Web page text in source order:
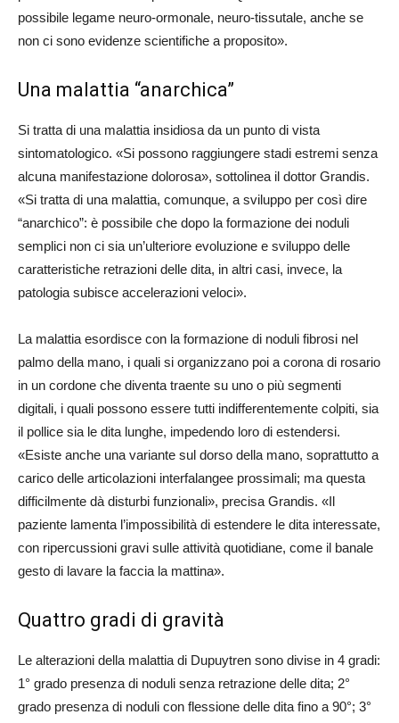
possibile legame neuro-ormonale, neuro-tissutale, anche se
non ci sono evidenze scientifiche a proposito».
Una malattia “anarchica”
Si tratta di una malattia insidiosa da un punto di vista
sintomatologico. «Si possono raggiungere stadi estremi senza
alcuna manifestazione dolorosa», sottolinea il dottor Grandis.
«Si tratta di una malattia, comunque, a sviluppo per così dire
“anarchico”: è possibile che dopo la formazione dei noduli
semplici non ci sia un’ulteriore evoluzione e sviluppo delle
caratteristiche retrazioni delle dita, in altri casi, invece, la
patologia subisce accelerazioni veloci».
La malattia esordisce con la formazione di noduli fibrosi nel
palmo della mano, i quali si organizzano poi a corona di rosario
in un cordone che diventa traente su uno o più segmenti
digitali, i quali possono essere tutti indifferentemente colpiti, sia
il pollice sia le dita lunghe, impedendo loro di estendersi.
«Esiste anche una variante sul dorso della mano, soprattutto a
carico delle articolazioni interfalangee prossimali; ma questa
difficilmente dà disturbi funzionali», precisa Grandis. «Il
paziente lamenta l’impossibilità di estendere le dita interessate,
con ripercussioni gravi sulle attività quotidiane, come il banale
gesto di lavare la faccia la mattina».
Quattro gradi di gravità
Le alterazioni della malattia di Dupuytren sono divise in 4 gradi:
1° grado presenza di noduli senza retrazione delle dita; 2°
grado presenza di noduli con flessione delle dita fino a 90°; 3°